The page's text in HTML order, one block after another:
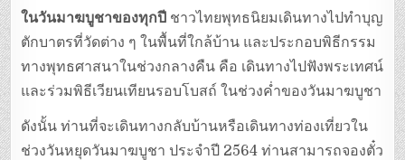
ในวันมาฆบูชาของทุกปี ชาวไทยพุทธนิยมเดินทางไปทำบุญ
ตักบาตรที่วัดต่าง ๆ ในพื้นที่ใกล้บ้าน และประกอบพิธีกรรม
ทางพุทธศาสนาในช่วงกลางคืน คือ เดินทางไปฟังพระเทศน์
และร่วมพิธีเวียนเทียนรอบโบสถ์ ในช่วงค่ำของวันมาฆบูชา
ดังนั้น ท่านที่จะเดินทางกลับบ้านหรือเดินทางท่องเที่ยวใน
ช่วงวันหยุดวันมาฆบูชา ประจำปี 2564 ท่านสามารถจองตั๋ว